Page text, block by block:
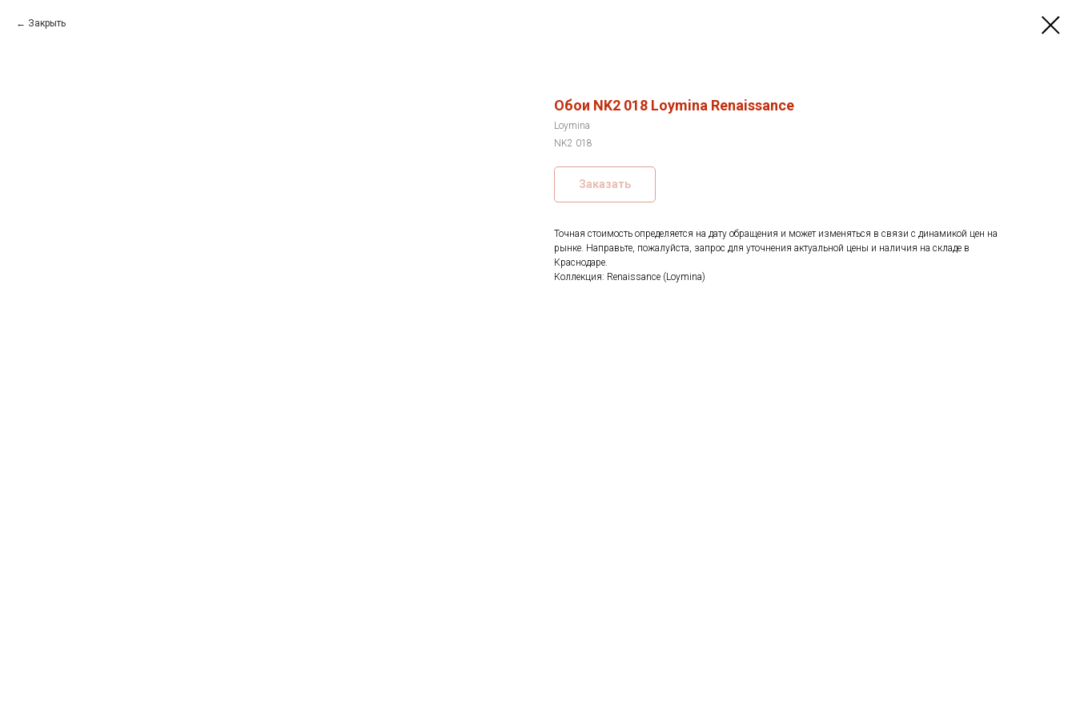
Закрыть
Обои NK2 018 Loymina Renaissance
Loymina
NK2 018
Заказать
Точная стоимость определяется на дату обращения и может изменяться в связи с динамикой цен на
рынке. Направьте, пожалуйста, запрос для уточнения актуальной цены и наличия на складе в
Краснодаре.
Коллекция: Renaissance (Loymina)